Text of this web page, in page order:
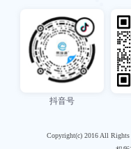
抖音号
Copyright(c) 2016 All